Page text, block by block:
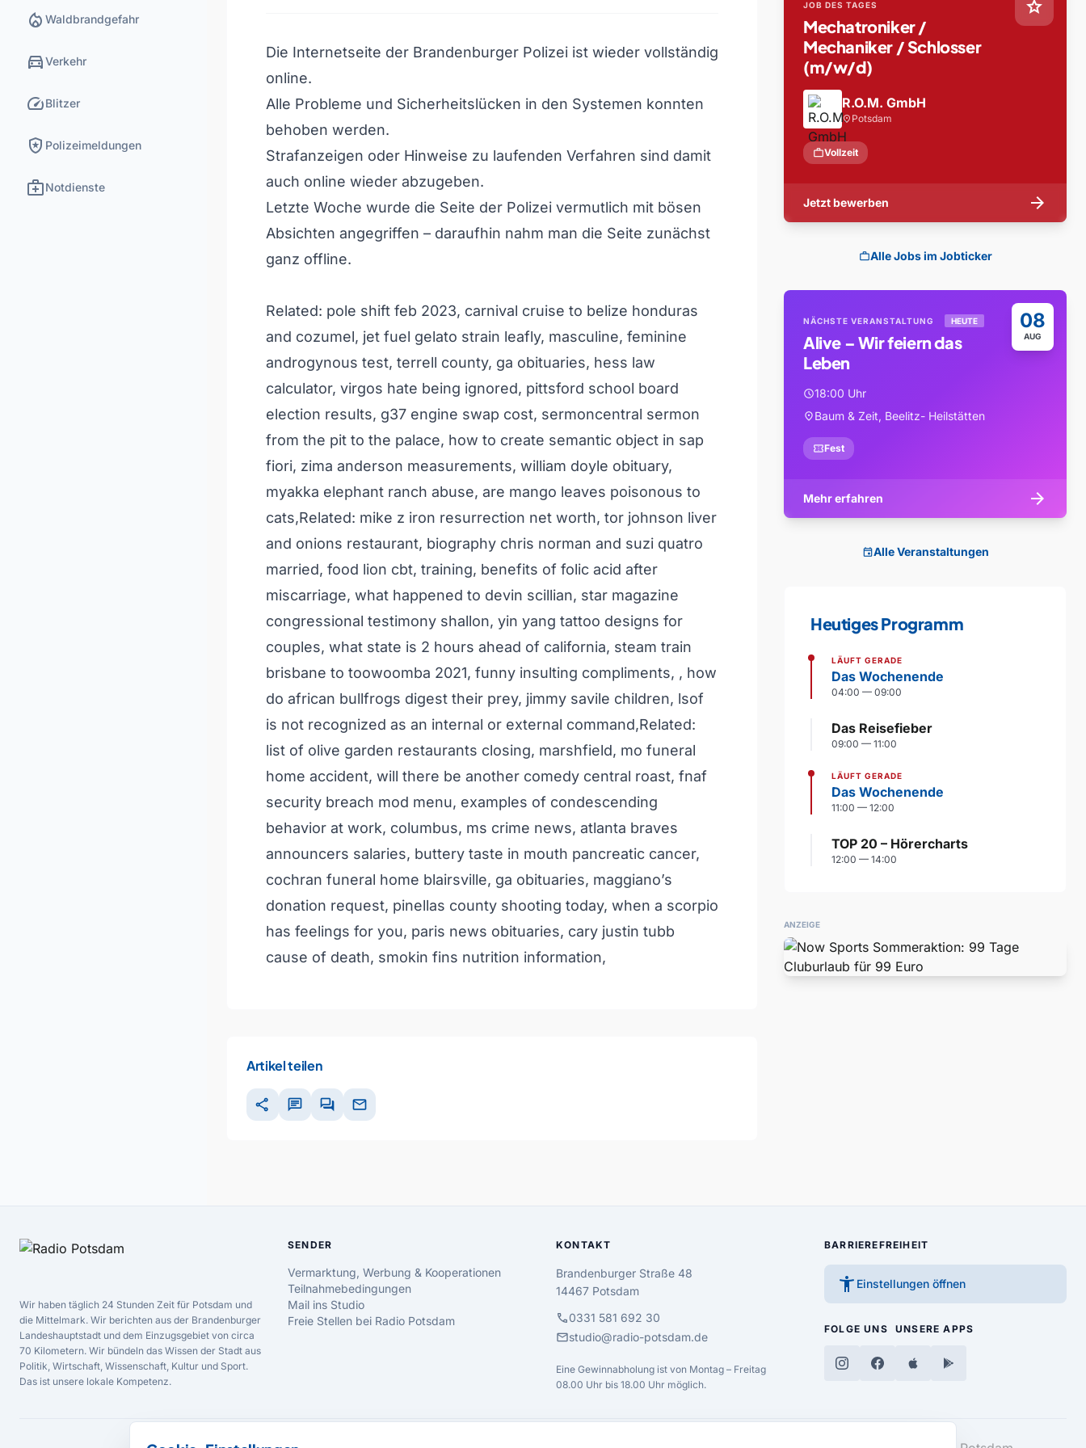
local_fire_department Waldbrandgefahr
directions_carVerkehr
speedBlitzer
local_police Polizeimeldungen
medical_servicesNotdienste
Die Internetseite der Brandenburger Polizei ist wieder vollständig
online.
Alle Probleme und Sicherheitslücken in den Systemen konnten
behoben werden.
Strafanzeigen oder Hinweise zu laufenden Verfahren sind damit
auch online wieder abzugeben.
Letzte Woche wurde die Seite der Polizei vermutlich mit bösen
Absichten angegriffen – daraufhin nahm man die Seite zunächst
ganz offline.
Related: pole shift feb 2023, carnival cruise to belize honduras
and cozumel, jet fuel gelato strain leafly, masculine, feminine
androgynous test, terrell county, ga obituaries, hess law
calculator, virgos hate being ignored, pittsford school board
election results, g37 engine swap cost, sermoncentral sermon
from the pit to the palace, how to create semantic object in sap
fiori, zima anderson measurements, william doyle obituary,
myakka elephant ranch abuse, are mango leaves poisonous to
cats,Related: mike z iron resurrection net worth, tor johnson liver
and onions restaurant, biography chris norman and suzi quatro
married, food lion cbt, training, benefits of folic acid after
miscarriage, what happened to devin scillian, star magazine
congressional testimony shallon, yin yang tattoo designs for
couples, what state is 2 hours ahead of california, steam train
brisbane to toowoomba 2021, funny insulting compliments, , how
do african bullfrogs digest their prey, jimmy savile children, lsof
is not recognized as an internal or external command,Related:
list of olive garden restaurants closing, marshfield, mo funeral
home accident, will there be another comedy central roast, fnaf
security breach mod menu, examples of condescending
behavior at work, columbus, ms crime news, atlanta braves
announcers salaries, buttery taste in mouth pancreatic cancer,
cochran funeral home blairsville, ga obituaries, maggiano’s
donation request, pinellas county shooting today, when a scorpio
has feelings for you, paris news obituaries, cary justin tubb
cause of death, smokin fins nutrition information,
Artikel teilen
share chat forum mail
star
JOB DES TAGES
Mechatroniker /
Mechaniker / Schlosser
(m/w/d)
R.O.M. GmbH
location_on Potsdam
workVollzeit
Jetzt bewerben arrow_forward
workAlle Jobs im Jobticker
08
AUG
NÄCHSTE VERANSTALTUNG HEUTE
Alive – Wir feiern das
Leben
schedule18:00 Uhr
location_onBaum & Zeit, Beelitz- Heilstätten
confirmation_numberFest
Mehr erfahren arrow_forward
eventAlle Veranstaltungen
Heutiges Programm
LÄUFT GERADE
Das Wochenende
04:00 — 09:00
Das Reisefieber
09:00 — 11:00
LÄUFT GERADE
Das Wochenende
11:00 — 12:00
TOP 20 – Hörercharts
12:00 — 14:00
ANZEIGE
Wir haben täglich 24 Stunden Zeit für Potsdam und
die Mittelmark. Wir berichten aus der Brandenburger
Landeshauptstadt und dem Einzugsgebiet von circa
70 Kilometern. Wir bündeln das Wissen der Stadt aus
Politik, Wirtschaft, Wissenschaft, Kultur und Sport.
Das ist unsere lokale Kompetenz.
SENDER
Vermarktung, Werbung & Kooperationen
Teilnahmebedingungen
Mail ins Studio
Freie Stellen bei Radio Potsdam
KONTAKT
Brandenburger Straße 48
14467 Potsdam
call0331 581 692 30
mailstudio@radio-potsdam.de
Eine Gewinnabholung ist von Montag – Freitag
08.00 Uhr bis 18.00 Uhr möglich.
BARRIEREFREIHEIT
accessibility_new Einstellungen öffnen
FOLGE UNS UNSERE APPS